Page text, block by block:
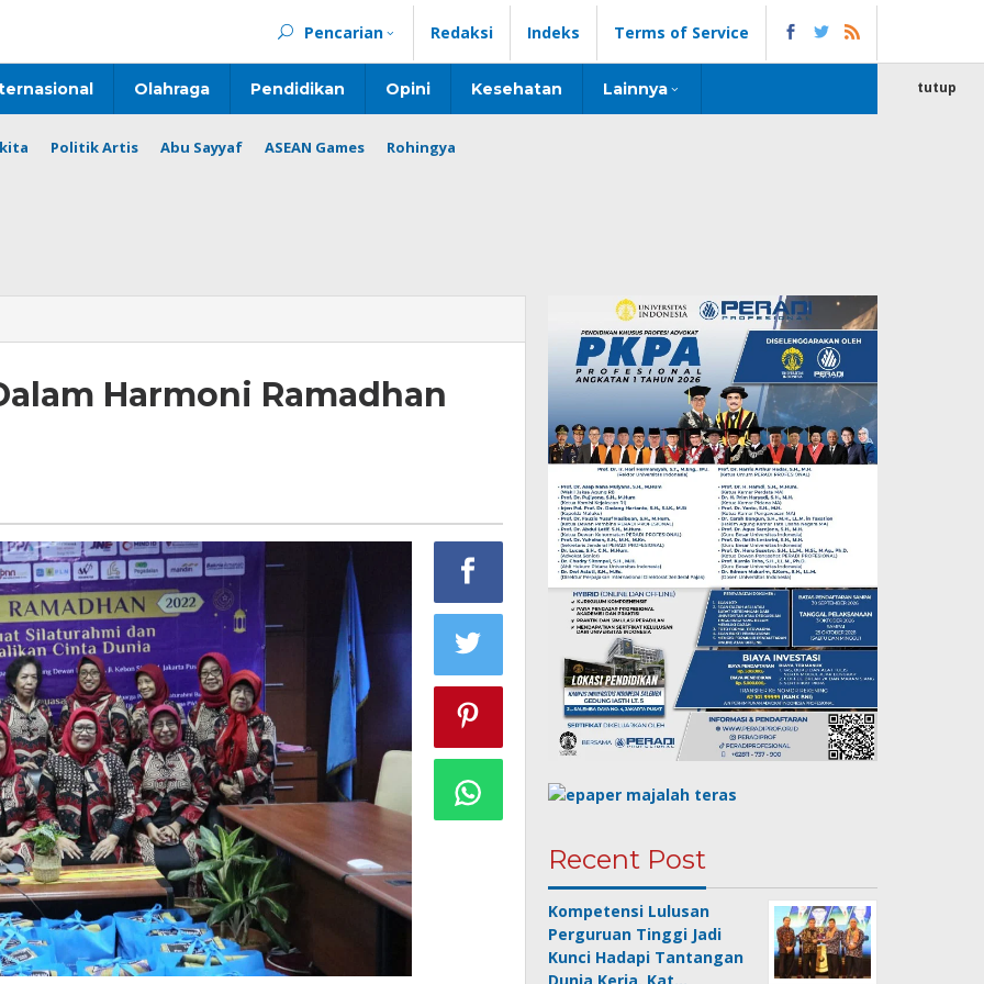
Pencarian Redaksi Indeks Terms of Service
Olahraga Pendidikan Opini Kesehatan Lainnya
Politik Artis Abu Sayyaf ASEAN Games Rohingya
tutup
Harmoni Ramadhan
Recent Post
Kompetensi Lulusan
Perguruan Tinggi Jadi
Kunci Hadapi Tantangan